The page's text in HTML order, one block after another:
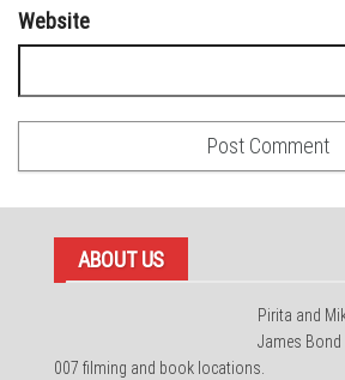
Website
ABOUT US
Pirita and
James
007 filming and book locations.